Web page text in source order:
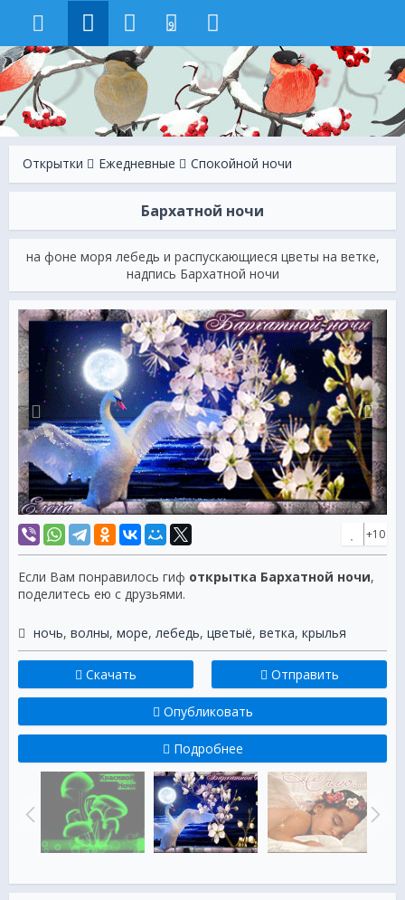
9
Открытки Ежeдневные Спокойной ночи
Бархатной ночи
на фоне моря лебедь и распускающиеся цветы на ветке,
надпись Бархатной ночи
+10
Если Вам понравилось гиф открытка Бархатной ночи,
поделитесь ею с друзьями.
ночь, волны, море, лебедь, цветыё, ветка, крылья
Скачать Отправить
Опубликовать
Подробнее